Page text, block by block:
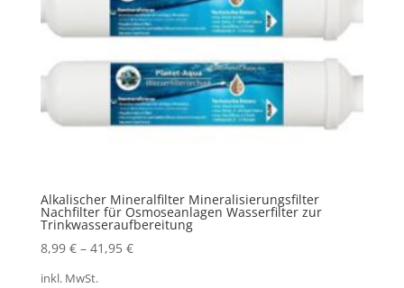
Alkalischer Mineralfilter Mineralisierungsfilter
Nachfilter für Osmoseanlagen Wasserfilter zur
Trinkwasseraufbereitung
8,99 €– 41,95 €
inkl. MwSt.